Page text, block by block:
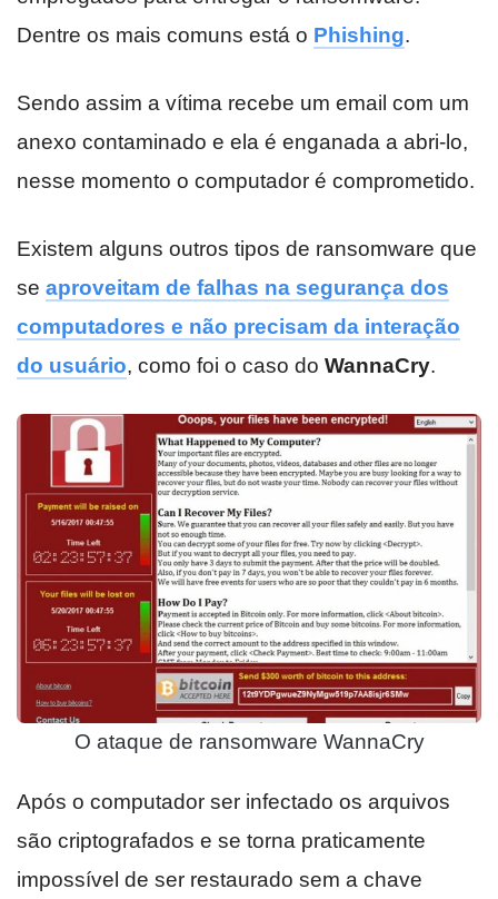
Dentre os mais comuns está o Phishing.
Sendo assim a vítima recebe um email com um
anexo contaminado e ela é enganada a abri-lo,
nesse momento o computador é comprometido.
Existem alguns outros tipos de ransomware que
se aproveitam de falhas na segurança dos
computadores e não precisam da interação
do usuário, como foi o caso do WannaCry.
O ataque de ransomware WannaCry
Após o computador ser infectado os arquivos
são criptografados e se torna praticamente
impossível de ser restaurado sem a chave